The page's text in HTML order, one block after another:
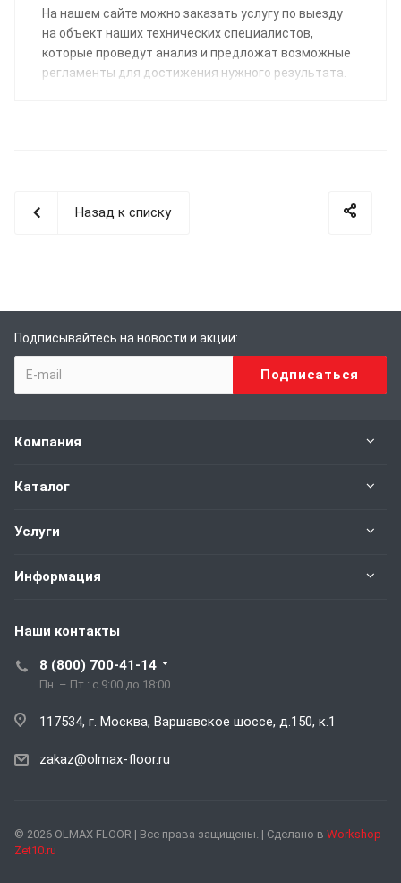
На нашем сайте можно заказать услугу по выезду
на объект наших технических специалистов,
которые проведут анализ и предложат возможные
регламенты для достижения нужного результата.
Назад к списку
Подписывайтесь на новости и акции:
Компания
Каталог
Услуги
Информация
Наши контакты
8 (800) 700-41-14
Пн. – Пт.: с 9:00 до 18:00
117534, г. Москва, Варшавское шоссе, д.150, к.1
zakaz@olmax-floor.ru
© 2026 OLMAX FLOOR | Все права защищены. | Сделано в Workshop
Zet10.ru